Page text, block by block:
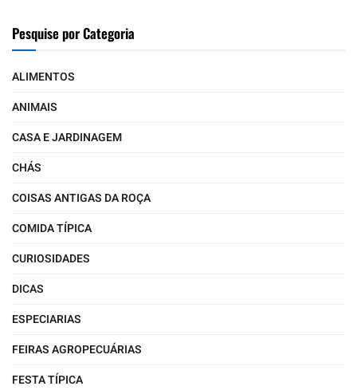
Pesquise por Categoria
ALIMENTOS
ANIMAIS
CASA E JARDINAGEM
CHÁS
COISAS ANTIGAS DA ROÇA
COMIDA TÍPICA
CURIOSIDADES
DICAS
ESPECIARIAS
FEIRAS AGROPECUÁRIAS
FESTA TÍPICA